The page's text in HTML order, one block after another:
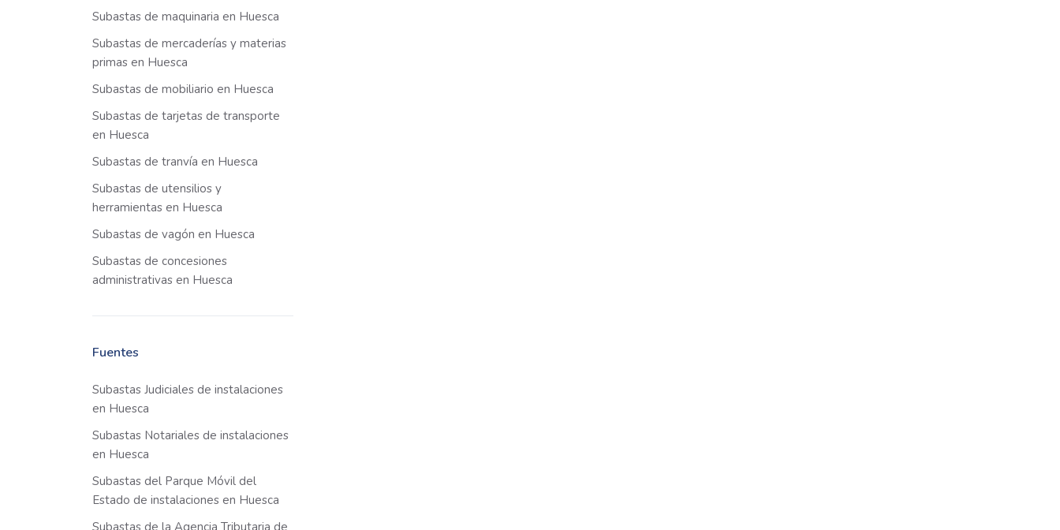
Subastas de maquinaria en Huesca
Subastas de mercaderías y materias
primas en Huesca
Subastas de mobiliario en Huesca
Subastas de tarjetas de transporte
en Huesca
Subastas de tranvía en Huesca
Subastas de utensilios y
herramientas en Huesca
Subastas de vagón en Huesca
Subastas de concesiones
administrativas en Huesca
Fuentes
Subastas Judiciales de instalaciones
en Huesca
Subastas Notariales de instalaciones
en Huesca
Subastas del Parque Móvil del
Estado de instalaciones en Huesca
Subastas de la Agencia Tributaria de